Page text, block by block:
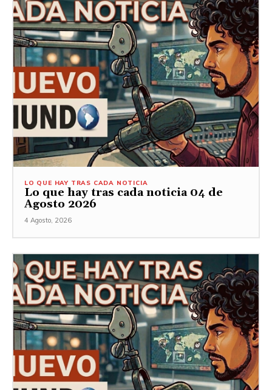
LO QUE HAY TRAS CADA NOTICIA
Lo que hay tras cada noticia 04 de
Agosto 2026
4 Agosto, 2026